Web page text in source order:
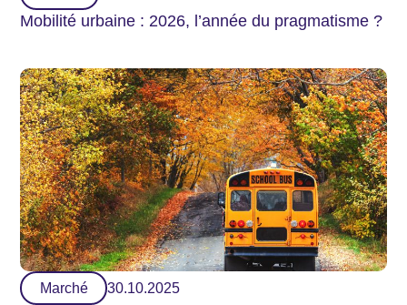
Mobilité urbaine : 2026, l’année du pragmatisme ?
Marché 30.10.2025